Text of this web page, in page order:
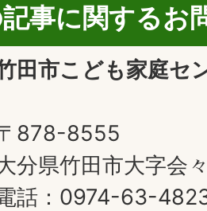
事に関するお
田市こども家庭セ
878-8555
分県竹田市大字会
話：0974-63-